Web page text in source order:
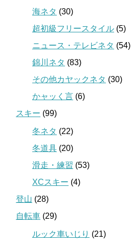
海ネタ (30)
超初級フリースタイル (5)
ニュース・テレビネタ (54)
錦川ネタ (83)
その他カヤックネタ (30)
かャッく言 (6)
スキー (99)
冬ネタ (22)
冬道具 (20)
滑走・練習 (53)
XCスキー (4)
登山 (28)
自転車 (29)
ルック車いじり (21)